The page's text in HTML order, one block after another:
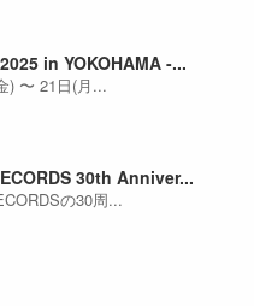
in YOKOHAMA -...
) 〜 21日(月...
30th Anniver...
の30周...